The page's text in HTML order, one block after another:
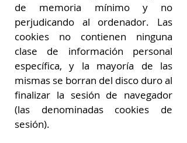
de memoria mínimo y no
perjudicando al ordenador. Las
cookies no contienen ninguna
clase de información personal
específica, y la mayoría de las
mismas se borran del disco duro al
finalizar la sesión de navegador
(las denominadas cookies de
sesión).